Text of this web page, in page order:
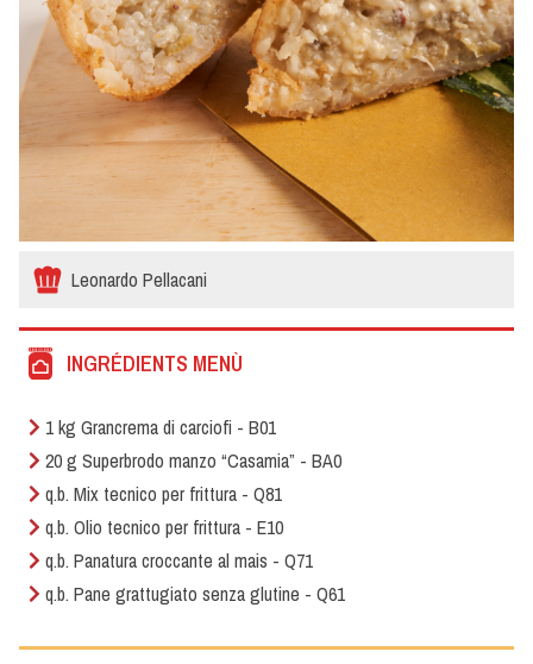
Leonardo Pellacani
INGRÉDIENTS MENÙ
1 kg Grancrema di carciofi - B01
20 g Superbrodo manzo “Casamia” - BA0
q.b. Mix tecnico per frittura - Q81
q.b. Olio tecnico per frittura - E10
q.b. Panatura croccante al mais - Q71
q.b. Pane grattugiato senza glutine - Q61